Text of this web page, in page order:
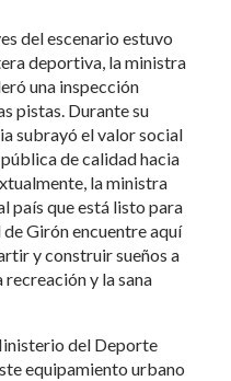
del escenario estuvo
deportiva, la ministra
una inspección
pistas. Durante su
subrayó el valor social
de calidad hacia
la ministra
país que está listo para
de Girón encuentre aquí
y construir sueños a
y la sana
del Deporte
equipamiento urbano